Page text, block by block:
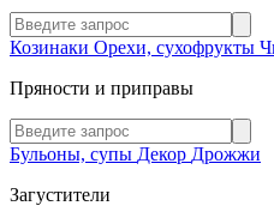
Козинаки Орехи, сухофрукты
Пряности и приправы
Бульоны, супы Декор Дрожжи
Загустители